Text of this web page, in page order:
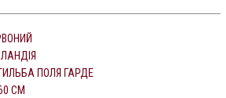
ПОЛЯ ГАРДЕ
СМ